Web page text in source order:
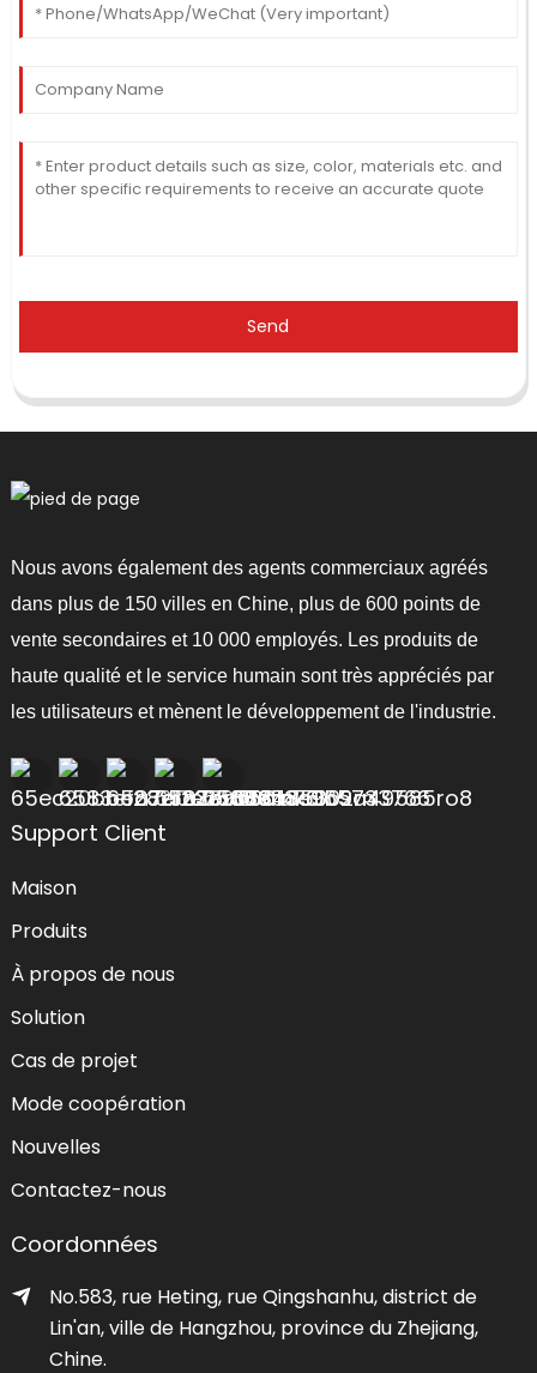
Send
Nous avons également des agents commerciaux agréés
dans plus de 150 villes en Chine, plus de 600 points de
vente secondaires et 10 000 employés. Les produits de
haute qualité et le service humain sont très appréciés par
les utilisateurs et mènent le développement de l'industrie.
Support Client
Maison
Produits
À propos de nous
Solution
Cas de projet
Mode coopération
Nouvelles
Contactez-nous
Coordonnées
No.583, rue Heting, rue Qingshanhu, district de
Lin'an, ville de Hangzhou, province du Zhejiang,
Chine.